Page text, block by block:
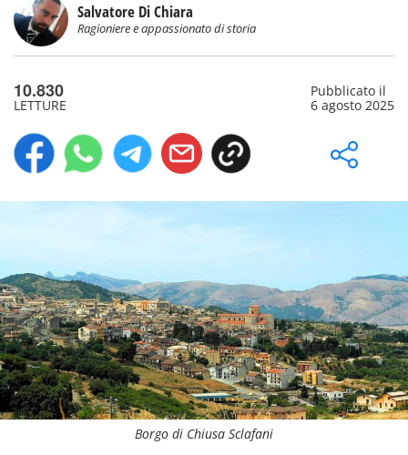
Salvatore Di Chiara
Ragioniere e appassionato di storia
10.830
LETTURE
Pubblicato il
6 agosto 2025
Borgo di Chiusa Sclafani